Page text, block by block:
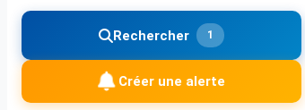
Rechercher 1
Créer une alerte